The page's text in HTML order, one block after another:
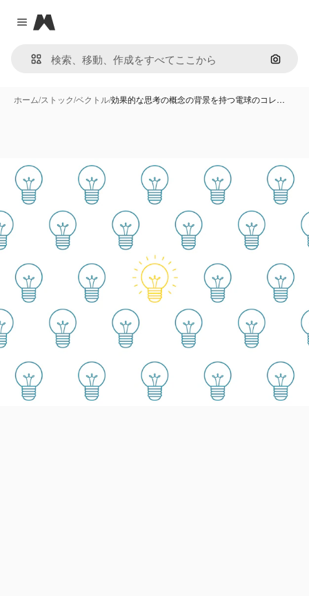
Close menu
Magnific
画像で
ホーム/ストック/ベクトル/効果的な思考の概念の背景を持つ電球のコレ…